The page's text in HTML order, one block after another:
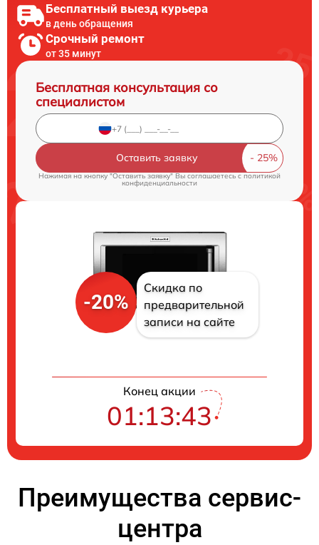
Бесплатный выезд курьера
в день обращения
Срочный ремонт
от 35 минут
Бесплатная консультация со
специалистом
Оставить заявку
Нажимая на кнопку "Оставить заявку" Вы соглашаетесь cполитикой
конфиденциальности
-20%
Скидка по
предварительной
записи на сайте
Конец акции
01:13:42
Преимущества сервис-
центра